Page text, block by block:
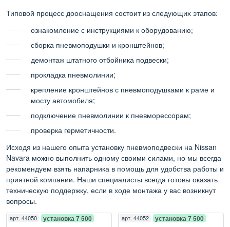
Типовой процесс дооснащения состоит из следующих этапов:
ознакомление с инструкциями к оборудованию;
сборка пневмоподушки и кронштейнов;
демонтаж штатного отбойника подвески;
прокладка пневмолинии;
крепление кронштейнов с пневмоподушками к раме и
мосту автомобиля;
подключение пневмолинии к пневморессорам;
проверка герметичности.
Исходя из нашего опыта установку пневмоподвески на Nissan
Navara можно выполнить одному своими силами, но мы всегда
рекомендуем взять напарника в помощь для удобства работы и
приятной компании. Наши специалисты всегда готовы оказать
техническую поддержку, если в ходе монтажа у вас возникнут
вопросы.
арт. 44050 установка 7 500 арт. 44052 установка 7 500